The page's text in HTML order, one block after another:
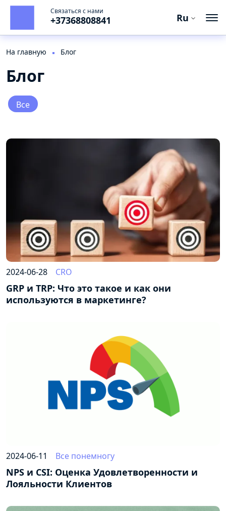
Связаться с нами
+37368808841
Ru
Ro
На главную Блог
Блог
Все
2024-06-28 CRO
GRP и TRP: Что это такое и как они
используются в маркетинге?
2024-06-11 Все понемногу
NPS и CSI: Оценка Удовлетворенности и
Лояльности Клиентов